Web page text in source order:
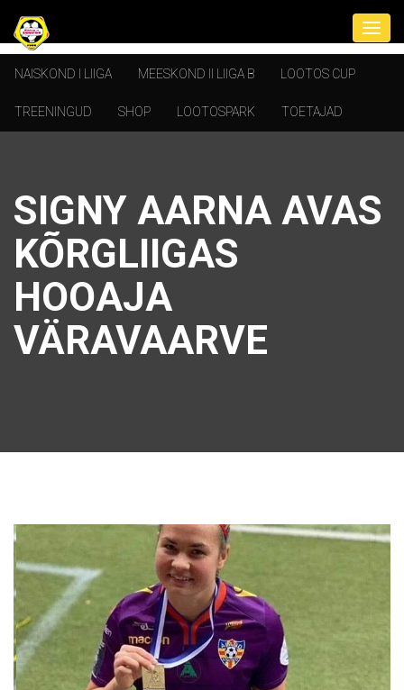
NAISKOND I LIIGA MEESKOND II LIIGA B LOOTOS CUP
TREENINGUD SHOP LOOTOSPARK TOETAJAD
SIGNY AARNA AVAS
KÕRGLIIGAS
HOOAJA
VÄRAVAARVE